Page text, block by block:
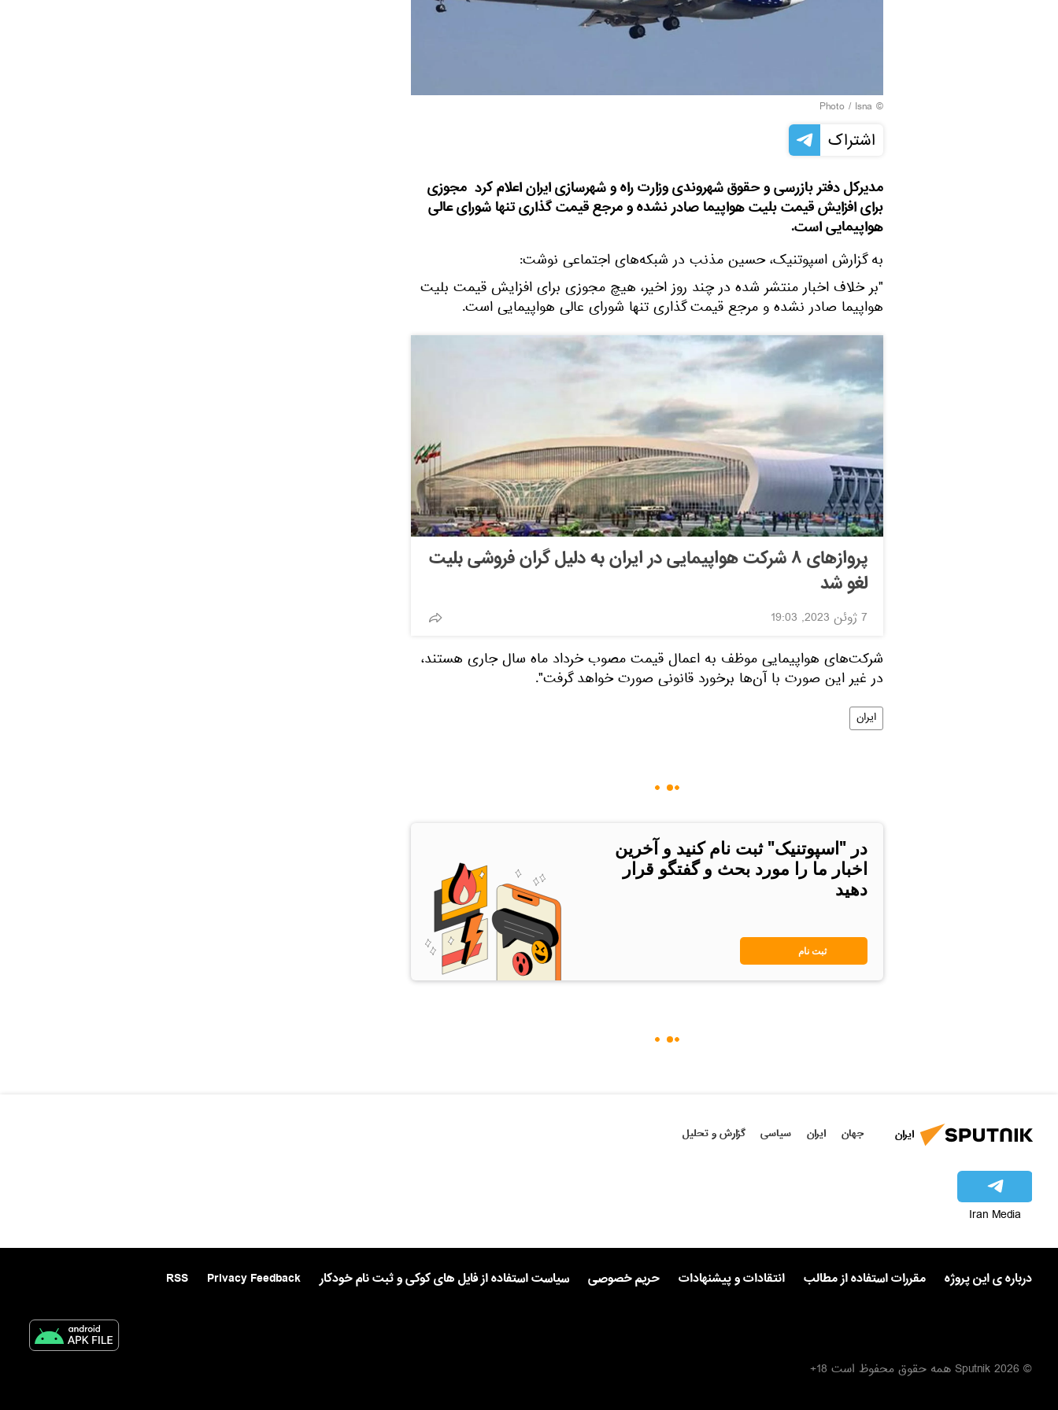
© Photo / Isna
اشتراک
مدیرکل دفتر بازرسی و حقوق شهروندی وزارت راه‌ و شهرسازی ایران اعلام کرد ‌ مجوزی
برای افزایش قیمت بلیت هواپیما صادر نشده و مرجع قیمت گذاری تنها شورای عالی
هواپیمایی است.
به گزارش اسپوتنیک، حسین مذنب در شبکه‌های اجتماعی نوشت:
"بر خلاف اخبار منتشر شده در چند روز اخیر، هیچ مجوزی برای افزایش قیمت بلیت
هواپیما صادر نشده و مرجع قیمت گذاری تنها شورای عالی هواپیمایی است.
پروازهای ۸ شرکت هواپیمایی در ایران به دلیل گران فروشی بلیت
لغو شد
7 ژوئن 2023, 19:03
شرکت‌های هواپیمایی موظف به اعمال قیمت مصوب خرداد ماه سال جاری هستند،
در غیر این صورت با آن‌ها برخورد قانونی صورت خواهد گرفت".
ایران
در "اسپوتنیک" ثبت نام کنید و آخرین
اخبار ما را مورد بحث و گفتگو قرار
دهید
ثبت نام
ایران جهان ایران سیاسی گزارش و تحلیل
Iran Media
درباره ی این پروژه مقررات استفاده از مطالب انتقادات و پیشنهادات حریم خصوصی سیاست استفاده از فایل های کوکی و ثبت نام خودکار Privacy Feedback
RSS
© 2026 Sputnik همه حقوق محفوظ است 18+